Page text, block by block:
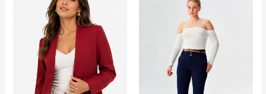
desde
$184.900
hasta
$199.900